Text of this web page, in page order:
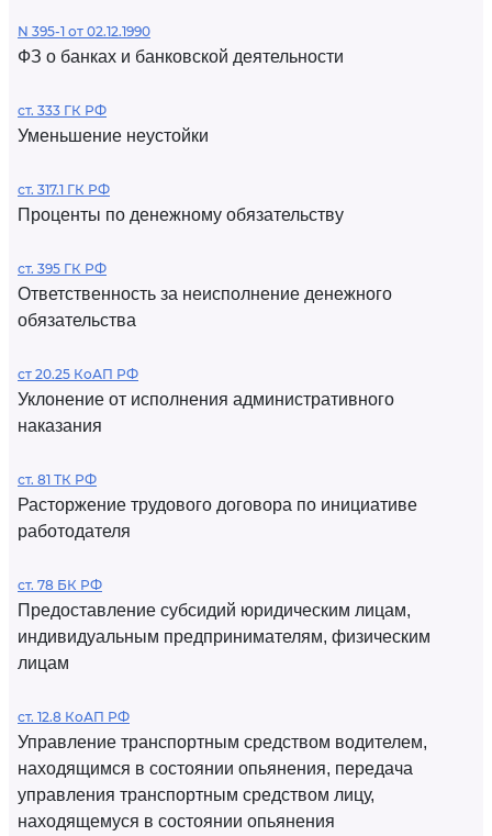
N 395-1 от 02.12.1990
ФЗ о банках и банковской деятельности
ст. 333 ГК РФ
Уменьшение неустойки
ст. 317.1 ГК РФ
Проценты по денежному обязательству
ст. 395 ГК РФ
Ответственность за неисполнение денежного
обязательства
ст 20.25 КоАП РФ
Уклонение от исполнения административного
наказания
ст. 81 ТК РФ
Расторжение трудового договора по инициативе
работодателя
ст. 78 БК РФ
Предоставление субсидий юридическим лицам,
индивидуальным предпринимателям, физическим
лицам
ст. 12.8 КоАП РФ
Управление транспортным средством водителем,
находящимся в состоянии опьянения, передача
управления транспортным средством лицу,
находящемуся в состоянии опьянения